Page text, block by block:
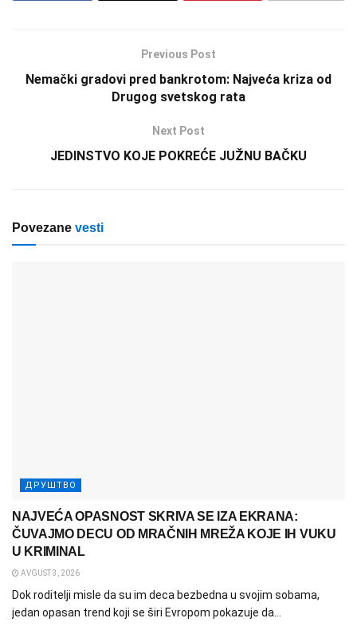
Previous Post
Nemački gradovi pred bankrotom: Najveća kriza od
Drugog svetskog rata
Next Post
JEDINSTVO KOJE POKREĆE JUŽNU BAČKU
Povezane vesti
ДРУШТВО
NAJVEĆA OPASNOST SKRIVA SE IZA EKRANA:
ČUVAJMO DECU OD MRAČNIH MREŽA KOJE IH VUKU
U KRIMINAL
AVGUST 3, 2026
Dok roditelji misle da su im deca bezbedna u svojim sobama,
jedan opasan trend koji se širi Evropom pokazuje da...